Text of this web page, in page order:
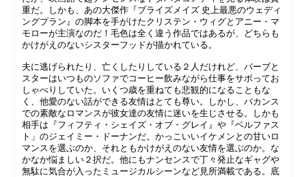
重だ。しかも、あの大傑作『ブライズメイズ 史上最悪のウェディ
ングプラン』の脚本を手がけたクリステン・ウィグとアニー・マ
モローが主演なのだ！毛色は全く違う作品ではあるが、どちらも
かけがえのないシスターフッドが描かれている。
夫に逃げられたり、亡くしたりしている２人だけれど、バーブと
スターはいつものソファでコーヒー飲みながら仕事をサボってお
しゃべりしていた。いくつ歳を重ねても悲観的になることもな
く、他愛のない話ができる友情はとても尊い。しかし、バカンス
での素敵なロマンスが彼女達の友情に迷いを生じさせる。しかも
相手は『フィフティ・シェイズ・オブ・グレイ』や『ベルファス
ト」のジェイミー・ドーナンだ。かっこいいイケメンとの甘いロ
マンスを選ぶのか、それともかけがえのない友情を選ぶのか。な
かなか悩ましい２択だ。他にもナンセンスで丁々発止なギャグや
無駄に気合が入ったミュージカルシーンなど見所満載である。底